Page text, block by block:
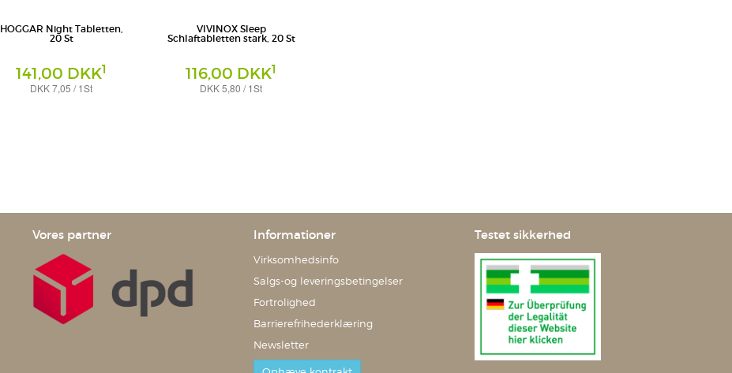
HOGGAR Night Tabletten,
20 St
141,00 DKK1
DKK 7,05 / 1St
VIVINOX Sleep
Schlaftabletten stark, 20 St
116,00 DKK1
DKK 5,80 / 1St
Vores partner Informationer
Virksomhedsinfo
Salgs-og leveringsbetingelser
Fortrolighed
Barrierefrihederklæring
Newsletter
Testet sikkerhed